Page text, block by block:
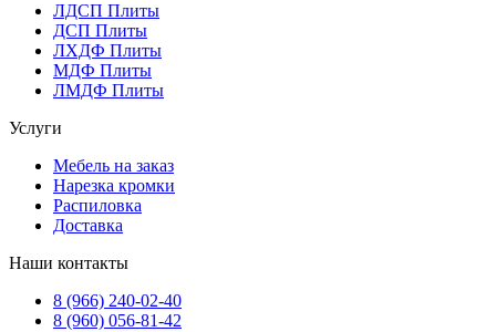
ЛДСП Плиты
ДСП Плиты
ЛХДФ Плиты
МДФ Плиты
ЛМДФ Плиты
Услуги
Мебель на заказ
Нарезка кромки
Распиловка
Доставка
Наши контакты
8 (966) 240-02-40
8 (960) 056-81-42